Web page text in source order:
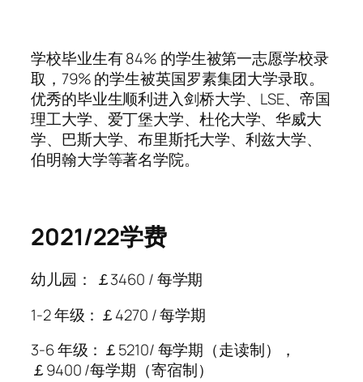
学校毕业生有 84% 的学生被第一志愿学校录
取，79% 的学生被英国罗素集团大学录取。
优秀的毕业生顺利进入剑桥大学、LSE、帝国
理工大学、爱丁堡大学、杜伦大学、华威大
学、巴斯大学、布里斯托大学、利兹大学、
伯明翰大学等著名学院。
2021/22学费
幼儿园： ￡3460 / 每学期
1-2 年级：￡4270 / 每学期
3-6 年级：￡5210/ 每学期（走读制），
￡9400 /每学期（寄宿制）